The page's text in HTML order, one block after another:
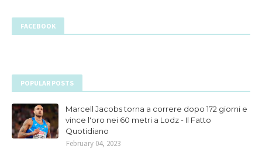
FACEBOOK
POPULAR POSTS
Marcell Jacobs torna a correre dopo 172 giorni e
vince l'oro nei 60 metri a Lodz - Il Fatto
Quotidiano
February 04, 2023